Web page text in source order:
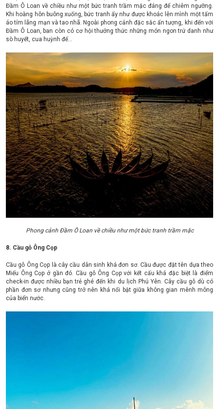
Đầm Ô Loan về chiều như một bức tranh trầm mặc đáng để chiêm ngưỡng.
Khi hoàng hôn buông xuống, bức tranh ấy như được khoác lên mình một tấm
áo tím lãng mạn và tao nhã. Ngoài phong cảnh đặc sắc ấn tượng, khi đến với
Đầm Ô Loan, ban còn có cơ hội thưởng thức những món ngon trứ danh như
sò huyết, cua huỳnh đế…
Phong cảnh Đầm Ô Loan về chiều như một bức tranh trầm mặc
8. Cầu gỗ Ông Cọp
Cầu gỗ Ông Cọp là cây cầu dân sinh khá đơn sơ. Cầu được đặt tên dựa theo
Miếu Ông Cọp ở gần đó. Cầu gỗ Ông Cọp với kết cấu khá đặc biệt là điểm
check-in được nhiều bạn trẻ ghé đến khi du lịch Phú Yên. Cây cầu gỗ dù có
phần đơn sơ nhưng cũng trở nên khá nổi bật giữa không gian mênh mông
của biển nước.